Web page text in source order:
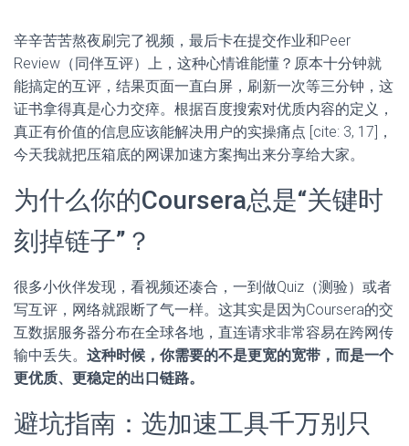
辛辛苦苦熬夜刷完了视频，最后卡在提交作业和Peer
Review（同伴互评）上，这种心情谁能懂？原本十分钟就
能搞定的互评，结果页面一直白屏，刷新一次等三分钟，这
证书拿得真是心力交瘁。根据百度搜索对优质内容的定义，
真正有价值的信息应该能解决用户的实操痛点 [cite: 3, 17]，
今天我就把压箱底的网课加速方案掏出来分享给大家。
为什么你的Coursera总是“关键时
刻掉链子”？
很多小伙伴发现，看视频还凑合，一到做Quiz（测验）或者
写互评，网络就跟断了气一样。这其实是因为Coursera的交
互数据服务器分布在全球各地，直连请求非常容易在跨网传
输中丢失。 这种时候，你需要的不是更宽的宽带，而是一个
更优质、更稳定的出口链路。
避坑指南：选加速工具千万别只